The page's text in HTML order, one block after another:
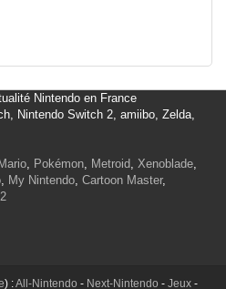
Nintendo en France
Nintendo Switch 2, amiibo, Zelda,
Mario, Pokémon, Metroid, Xenoblade,
, My Nintendo, Cartoon Master,
) :All-Nintendo - Next-Nintendo - Jeux-